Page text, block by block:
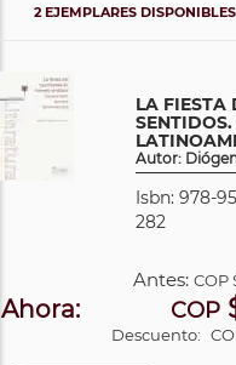
2 EJEMPLARES DISPONIBLES
LA FIESTA
Autor:
Isbn: 978-
282
Antes: COP
Ahora: COP
Descuento: